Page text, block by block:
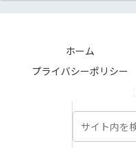
ホーム
プライバシーポリシー